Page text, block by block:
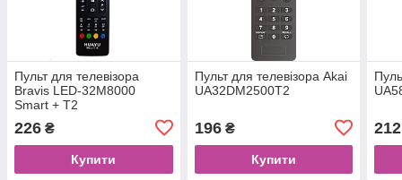
Пульт для телевізора
Bravis LED-32M8000
Smart + T2
226 ₴
Купити
Пульт для телевізора Akai
UA32DM2500T2
196₴
Купити
212